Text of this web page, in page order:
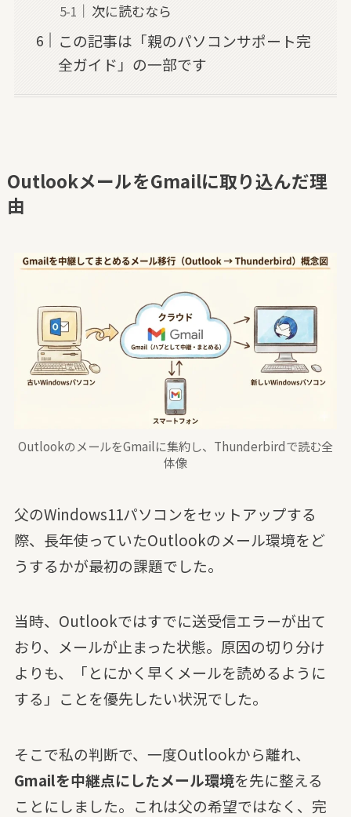
次に読むなら
この記事は「親のパソコンサポート完
全ガイド」の一部です
OutlookメールをGmailに取り込んだ理
由
OutlookのメールをGmailに集約し、Thunderbirdで読む全
体像
父のWindows11パソコンをセットアップする
際、長年使っていたOutlookのメール環境をど
うするかが最初の課題でした。
当時、Outlookではすでに送受信エラーが出て
おり、メールが止まった状態。原因の切り分け
よりも、「とにかく早くメールを読めるように
する」ことを優先したい状況でした。
そこで私の判断で、一度Outlookから離れ、
Gmailを中継点にしたメール環境を先に整える
ことにしました。これは父の希望ではなく、完